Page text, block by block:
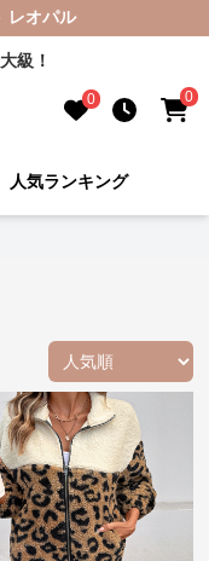
レオパル
級！
0 0
人気ランキング